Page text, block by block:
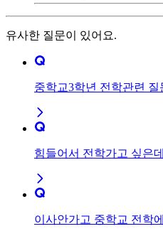
유사한 질문이 있어요.
중학교3학년 전학관련
힘들어서 전학가고 싶은
이사안가고 중학교 전학